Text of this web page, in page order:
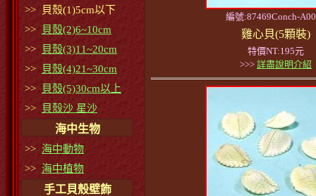
>> 貝殼(1)5cm以下
>> 貝殼(2)6~10cm
>> 貝殼(3)11~20cm
>>
貝殼(4)21~30cm
>>
貝殼(5)30cm以上
>>
貝殼沙 星沙
海中生物
>> 海中動物
>> 海中植物
手工貝殼壁飾
編號:87469Conch-
雞心貝(5顆裝)
特價NT:195元
>>> 詳盡說明介紹